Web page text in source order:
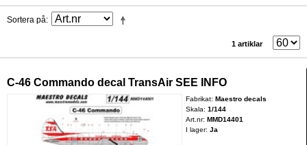
Sortera på
1 artiklar
C-46 Commando decal TransAir SEE INFO
Fabrikat:Maestro decals
Skala:1/144
Art.nr:MMD14401
I lager: Ja